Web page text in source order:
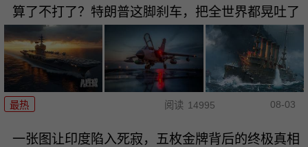
算了不打了？特朗普这脚刹车，把全世界都晃吐了
最热 阅读 14995 08-03
一张图让印度陷入死寂，五枚金牌背后的终极真相